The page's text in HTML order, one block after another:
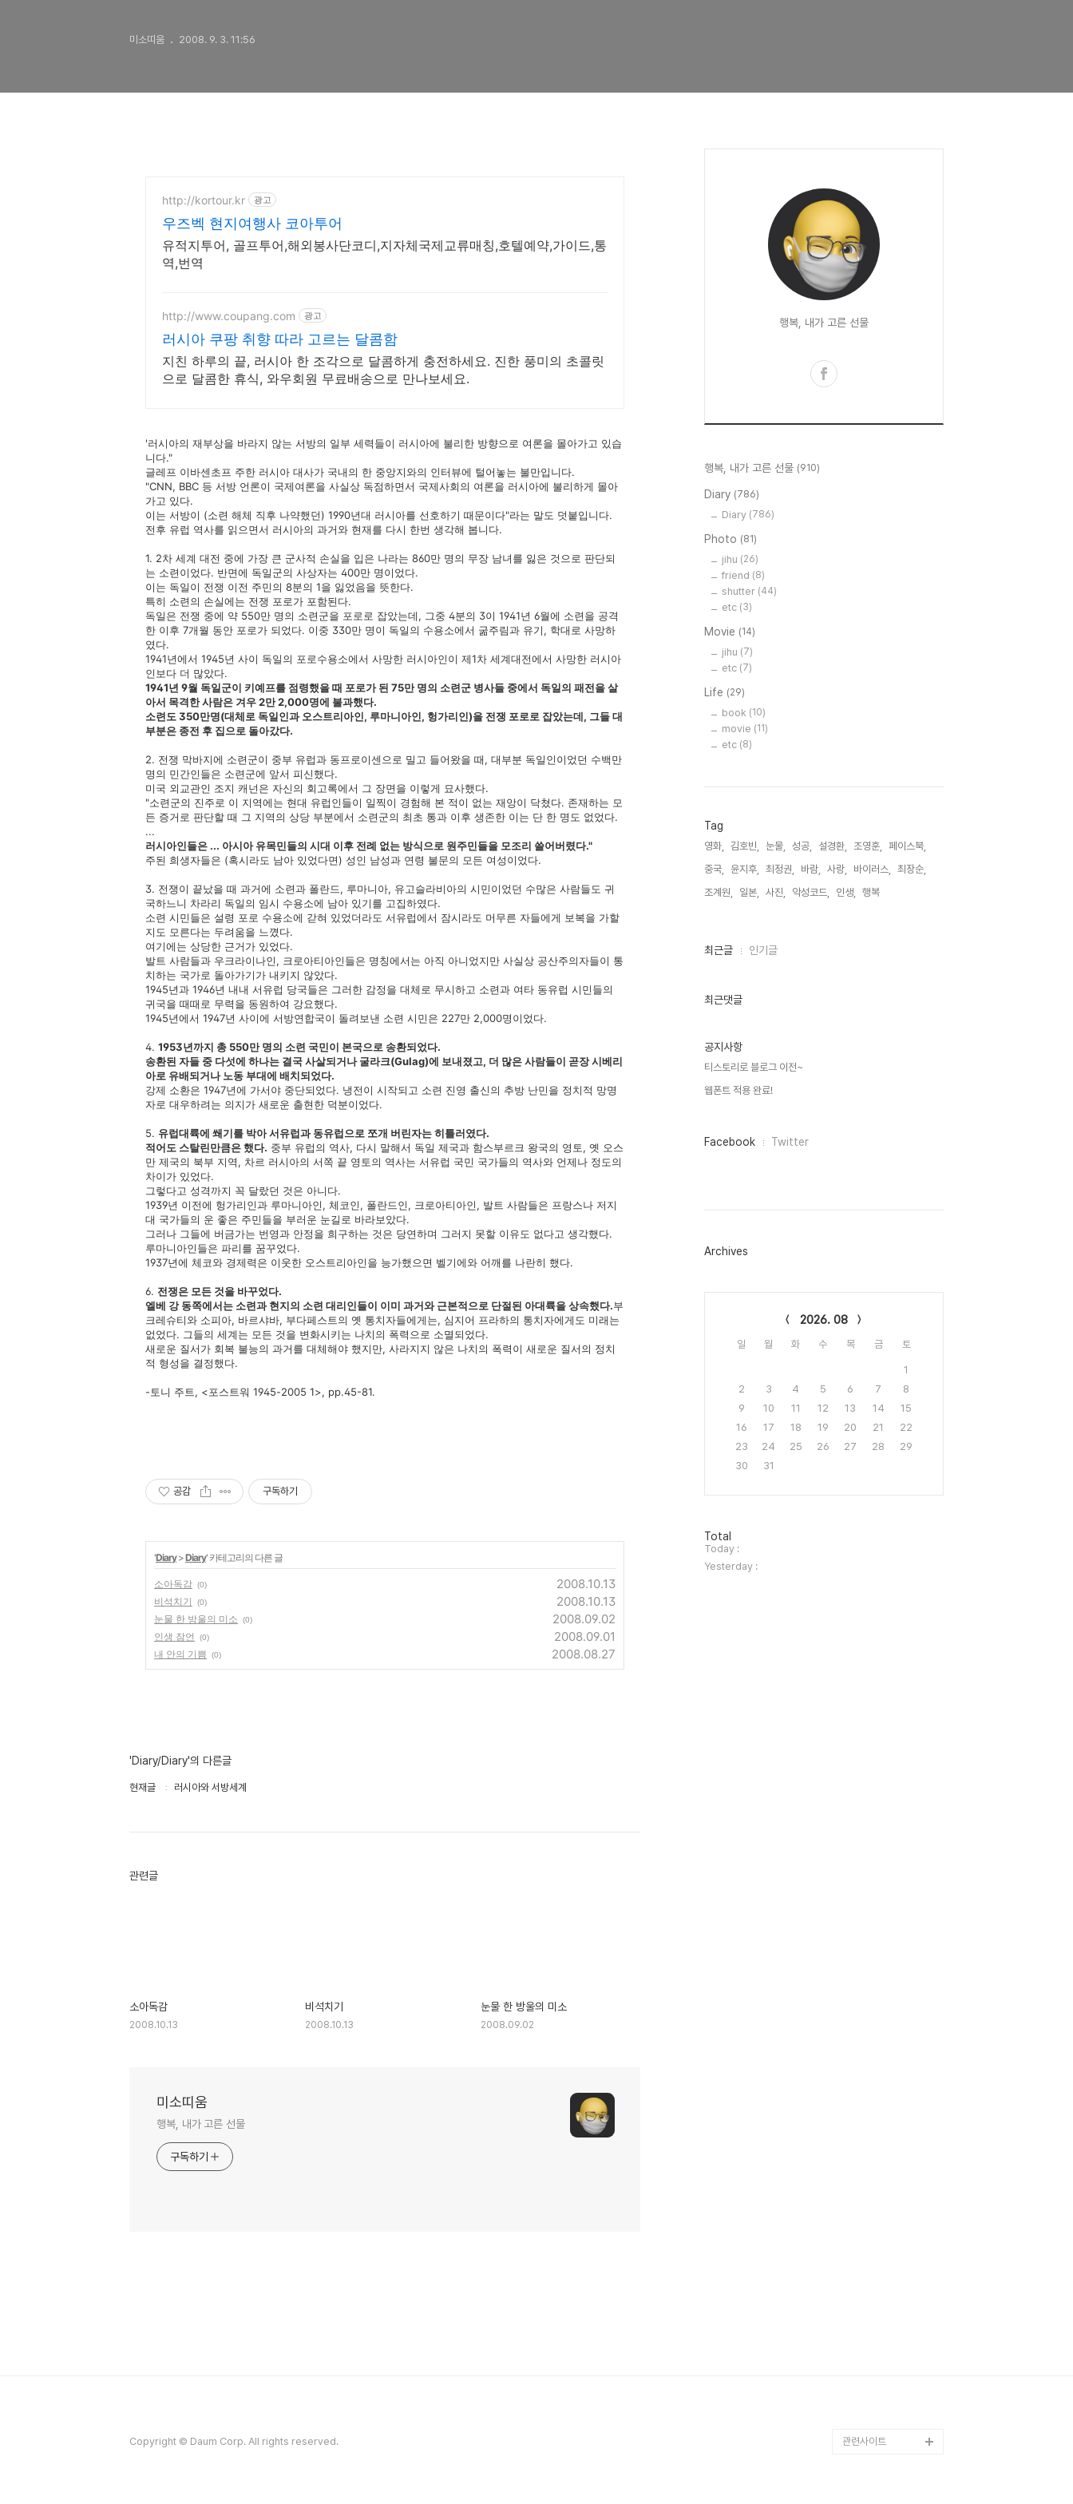
미소띠움 2008. 9. 3. 11:56
http://kortour.kr 광고
우즈벡 현지여행사 코아투어
유적지투어, 골프투어,해외봉사단코디,지자체국제교류매칭,호텔예약,가이드,통
역,번역
http://www.coupang.com 광고
러시아 쿠팡 취향 따라 고르는 달콤함
지친 하루의 끝, 러시아 한 조각으로 달콤하게 충전하세요. 진한 풍미의 초콜릿
으로 달콤한 휴식, 와우회원 무료배송으로 만나보세요.
'러시아의 재부상을 바라지 않는 서방의 일부 세력들이 러시아에 불리한 방향으로 여론을 몰아가고 있습
니다."
글레프 이바센초프 주한 러시아 대사가 국내의 한 중앙지와의 인터뷰에 털어놓는 불만입니다.
"CNN, BBC 등 서방 언론이 국제여론을 사실상 독점하면서 국제사회의 여론을 러시아에 불리하게 몰아
가고 있다.
이는 서방이 (소련 해체 직후 나약했던) 1990년대 러시아를 선호하기 때문이다"라는 말도 덧붙입니다.
전후 유럽 역사를 읽으면서 러시아의 과거와 현재를 다시 한번 생각해 봅니다.
1. 2차 세계 대전 중에 가장 큰 군사적 손실을 입은 나라는 860만 명의 무장 남녀를 잃은 것으로 판단되
는 소련이었다. 반면에 독일군의 사상자는 400만 명이었다.
이는 독일이 전쟁 이전 주민의 8분의 1을 잃었음을 뜻한다.
특히 소련의 손실에는 전쟁 포로가 포함된다.
독일은 전쟁 중에 약 550만 명의 소련군을 포로로 잡았는데, 그중 4분의 3이 1941년 6월에 소련을 공격
한 이후 7개월 동안 포로가 되었다. 이중 330만 명이 독일의 수용소에서 굶주림과 유기, 학대로 사망하
였다.
1941년에서 1945년 사이 독일의 포로수용소에서 사망한 러시아인이 제1차 세계대전에서 사망한 러시아
인보다 더 많았다.
1941년 9월 독일군이 키예프를 점령했을 때 포로가 된 75만 명의 소련군 병사들 중에서 독일의 패전을 살
아서 목격한 사람은 겨우 2만 2,000명에 불과했다.
소련도 350만명(대체로 독일인과 오스트리아인, 루마니아인, 헝가리인)을 전쟁 포로로 잡았는데, 그들 대
부분은 종전 후 집으로 돌아갔다.
2. 전쟁 막바지에 소련군이 중부 유럽과 동프로이센으로 밀고 들어왔을 때, 대부분 독일인이었던 수백만
명의 민간인들은 소련군에 앞서 피신했다.
미국 외교관인 조지 캐넌은 자신의 회고록에서 그 장면을 이렇게 묘사했다.
"소련군의 진주로 이 지역에는 현대 유럽인들이 일찍이 경험해 본 적이 없는 재앙이 닥쳤다. 존재하는 모
든 증거로 판단할 때 그 지역의 상당 부분에서 소련군의 최초 통과 이후 생존한 이는 단 한 명도 없었다.
...
러시아인들은 ... 아시아 유목민들의 시대 이후 전례 없는 방식으로 원주민들을 모조리 쓸어버렸다."
주된 희생자들은 (혹시라도 남아 있었다면) 성인 남성과 연령 불문의 모든 여성이었다.
3. 전쟁이 끝났을 때 과거에 소련과 폴란드, 루마니아, 유고슬라비아의 시민이었던 수많은 사람들도 귀
국하느니 차라리 독일의 임시 수용소에 남아 있기를 고집하였다.
소련 시민들은 설령 포로 수용소에 갇혀 있었더라도 서유럽에서 잠시라도 머무른 자들에게 보복을 가할
지도 모른다는 두려움을 느꼈다.
여기에는 상당한 근거가 있었다.
발트 사람들과 우크라이나인, 크로아티아인들은 명칭에서는 아직 아니었지만 사실상 공산주의자들이 통
치하는 국가로 돌아가기가 내키지 않았다.
1945년과 1946년 내내 서유럽 당국들은 그러한 감정을 대체로 무시하고 소련과 여타 동유럽 시민들의
귀국을 때때로 무력을 동원하여 강요했다.
1945년에서 1947년 사이에 서방연합국이 돌려보낸 소련 시민은 227만 2,000명이었다.
4. 1953년까지 총 550만 명의 소련 국민이 본국으로 송환되었다.
송환된 자들 중 다섯에 하나는 결국 사살되거나 굴라크(Gulag)에 보내졌고, 더 많은 사람들이 곧장 시베리
아로 유배되거나 노동 부대에 배치되었다.
강제 소환은 1947년에 가서야 중단되었다. 냉전이 시작되고 소련 진영 출신의 추방 난민을 정치적 망명
자로 대우하려는 의지가 새로운 출현한 덕분이었다.
5. 유럽대륙에 쐐기를 박아 서유럽과 동유럽으로 쪼개 버린자는 히틀러였다.
적어도 스탈린만큼은 했다. 중부 유럽의 역사, 다시 말해서 독일 제국과 함스부르크 왕국의 영토, 옛 오스
만 제국의 북부 지역, 차르 러시아의 서쪽 끝 영토의 역사는 서유럽 국민 국가들의 역사와 언제나 정도의
차이가 있었다.
그렇다고 성격까지 꼭 달랐던 것은 아니다.
1939년 이전에 헝가리인과 루마니아인, 체코인, 폴란드인, 크로아티아인, 발트 사람들은 프랑스나 저지
대 국가들의 운 좋은 주민들을 부러운 눈길로 바라보았다.
그러나 그들에 버금가는 번영과 안정을 희구하는 것은 당연하며 그러지 못할 이유도 없다고 생각했다.
루마니아인들은 파리를 꿈꾸었다.
1937년에 체코와 경제력은 이웃한 오스트리아인을 능가했으면 벨기에와 어깨를 나란히 했다.
6. 전쟁은 모든 것을 바꾸었다.
엘베 강 동쪽에서는 소련과 현지의 소련 대리인들이 이미 과거와 근본적으로 단절된 아대륙을 상속했다.부
크레슈티와 소피아, 바르샤바, 부다페스트의 옛 통치자들에게는, 심지어 프라하의 통치자에게도 미래는
없었다. 그들의 세계는 모든 것을 변화시키는 나치의 폭력으로 소멸되었다.
새로운 질서가 회복 불능의 과거를 대체해야 했지만, 사라지지 않은 나치의 폭력이 새로운 질서의 정치
적 형성을 결정했다.
-토니 주트, <포스트워 1945-2005 1>, pp.45-81.
공감 구독하기
'Diary>Diary' 카테고리의 다른 글
소아독감 (0) 2008.10.13
비석치기 (0) 2008.10.13
눈물 한 방울의 미소 (0) 2008.09.02
인생 잠언 (0) 2008.09.01
내 안의 기쁨 (0) 2008.08.27
'Diary/Diary'의 다른글
현재글 러시아와 서방세계
관련글
소아독감
2008.10.13
비석치기
2008.10.13
눈물 한 방울의 미소
2008.09.02
미소띠움
행복, 내가 고른 선물
구독하기
행복, 내가 고른 선물
행복, 내가 고른 선물 (910)
Diary (786)
Diary (786)
Photo (81)
jihu (26)
friend (8)
shutter (44)
etc (3)
Movie (14)
jihu (7)
etc (7)
Life (29)
book (10)
movie (11)
etc (8)
Tag
영화, 김호빈, 눈물, 성공, 설경환, 조영훈,
페이스북,
중국,
윤지후, 최정권, 바람, 사랑, 바이러스,
최장순,
조계원,
일본, 사진, 악성코드, 인생, 행복,
최
인
최근글 인기글
최근댓글
공지사항
티스토리로 블로그 이전~
웹폰트 적용 완료!
페
그
Facebook Twitter
Archives
2026. 08
일 월 화 수 목 금 토
1
2
3 4 5 6 7
8
9
10 11 12 13 14
15
16
17 18 19 20 21
22
23
24 25 26 27 28
29
30
31
방
문
자
수
Total
Today :
Yesterday :
Copyright © Daum Corp. All rights reserved. 관련사이트